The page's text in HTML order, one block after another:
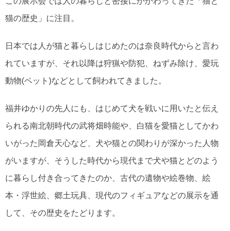
猫の歴史」に注目。
日本では人が猫と暮らしはじめたのは奈良時代からと言わ
れていますが、それ以降は狩猟や防犯、ねずみ除け、愛玩
動物(ペット)などとして飼われてきました。
福井ゆかりの先人にも、はじめて犬を戦いに用いたと伝え
られる南北朝時代の武将畑時能や、白猫を愛猫としてかわ
いがった岡倉天心など、犬や猫との関わりが深かった人物
がいますが、そうした時代から現代まで犬や猫とどのよう
に暮らし付き合ってきたのか、古代の遺物や絵巻物、絵
本・浮世絵、郷土玩具、現代のフィギュアなどの展示を通
して、その歴史をたどります。